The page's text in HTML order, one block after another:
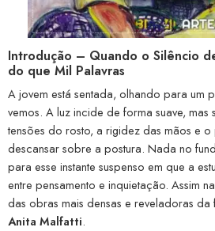
Introdução – Quando o Silêncio
do que Mil Palavras
A jovem está sentada, olhando para um
vemos. A luz incide de forma suave, mas
tensões do rosto, a rigidez das mãos e
descansar sobre a postura. Nada no
para esse instante suspenso em que a
entre pensamento e inquietação. Assim
das obras mais densas e reveladoras da
Anita Malfatti.